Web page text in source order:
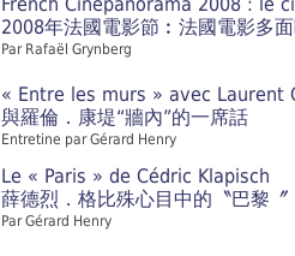
2008年法國電影節︰法國電影多
Par Rafaël Grynberg
« Entre les murs » avec Laurent
與羅倫．康堤“牆內”的一席話
Entretine par Gérard Henry
Le « Paris » de Cédric Klapisch
薛德烈．格比殊心目中的〝巴黎〞
Par Gérard Henry